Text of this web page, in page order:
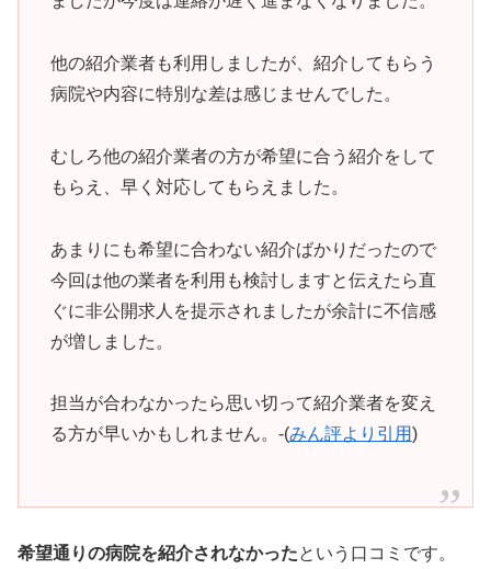
他の紹介業者も利用しましたが、紹介してもらう
病院や内容に特別な差は感じませんでした。
むしろ他の紹介業者の方が希望に合う紹介をして
もらえ、早く対応してもらえました。
あまりにも希望に合わない紹介ばかりだったので
今回は他の業者を利用も検討しますと伝えたら直
ぐに非公開求人を提示されましたが余計に不信感
が増しました。
担当が合わなかったら思い切って紹介業者を変え
る方が早いかもしれません。-(みん評より引用 )
希望通りの病院を紹介されなかったという口コミです。